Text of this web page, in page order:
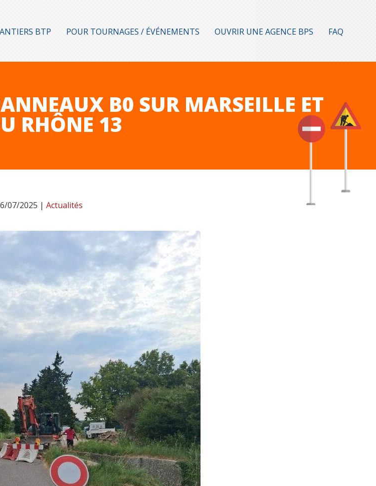
BTP POUR TOURNAGES / ÉVÉNEMENTS OUVRIR UNE AGENCE BPS FAQ
B0 SUR MARSEILLE ET
RHÔNE 13
07/2025 | Actualités